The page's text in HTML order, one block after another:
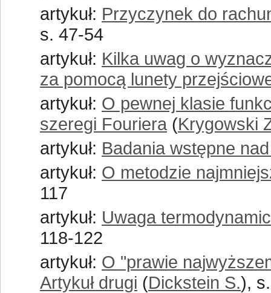
artykuł: Przyczynek do
s. 47-54
artykuł: Kilka uwag o
za pomocą lunety
artykuł: O pewnej klasie
szeregi Fouriera (Krygowski
artykuł: Badania wstępne
artykuł: O metodzie
117
artykuł: Uwaga
118-122
artykuł: O "prawie
Artykuł drugi (Dickstein S.),